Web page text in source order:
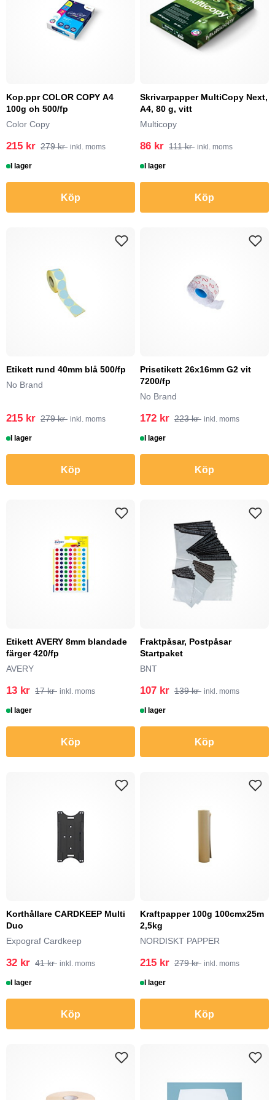
Kop.ppr COLOR COPY A4
100g oh 500/fp
Color Copy
215 kr 279 kr inkl. moms
I lager
Köp
Skrivarpapper MultiCopy Next,
A4, 80 g, vitt
Multicopy
86 kr 111 kr inkl. moms
I lager
Köp
Etikett rund 40mm blå 500/fp
No Brand
215 kr 279 kr inkl. moms
I lager
Köp
Prisetikett 26x16mm G2 vit
7200/fp
No Brand
172 kr 223 kr inkl. moms
I lager
Köp
Etikett AVERY 8mm blandade
färger 420/fp
AVERY
13 kr 17 kr inkl. moms
I lager
Köp
Fraktpåsar, Postpåsar
Startpaket
BNT
107 kr 139 kr inkl. moms
I lager
Köp
Korthållare CARDKEEP Multi
Duo
Expograf Cardkeep
32 kr 41 kr inkl. moms
I lager
Köp
Kraftpapper 100g 100cmx25m
2,5kg
NORDISKT PAPPER
215 kr 279 kr inkl. moms
I lager
Köp